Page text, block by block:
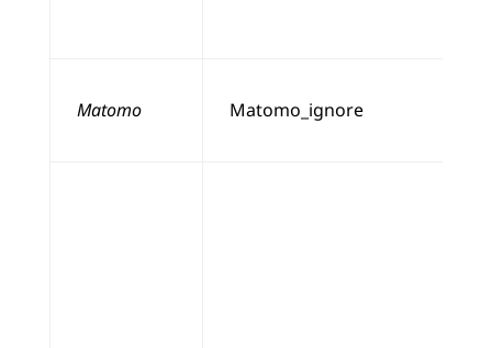
Matomo Matomo_ignore